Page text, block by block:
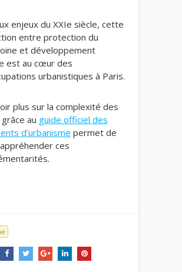
enjeux du XXIe siècle, cette
entre protection du
et développement
est au cœur des
urbanistiques à Paris.
plus sur la complexité des
au guide officiel des
d’urbanisme permet de
ces